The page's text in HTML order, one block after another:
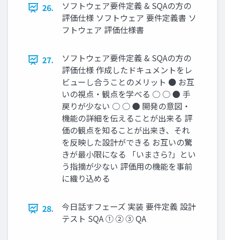
26.
ソフトウェア要件定義 & SQAの方の
評価仕様 ソフトウェア 要件定義書 ソ
フトウェア 評価仕様書
27.
ソフトウェア要件定義 & SQAの方の
評価仕様 作成したドキュメントをレ
ビューし合うことのメリット ● お互
いの視点・観点を学べる ○ ○ ● 手
戻りが少ない ○ ○ ● 開発の意図・
機能の詳細を伝えることが出来る 評
価の観点を知ることが出来き、それ
を反映した設計ができる お互いの驚
きが最小限になる 「いまさら?」とい
う指摘が少ない 評価用の機能を事前
に織り込める
28.
今日話すフェーズ 実装 要件定義 設計
テスト SQA ① ② ③ QA